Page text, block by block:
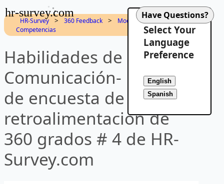
hr-survey.com
HR-Survey > 360 Feedback >
Modelo de
Competencias
Habilidades de
Comunicación- Muestra
de encuesta de
retroalimentación de
360 grados # 4 de HR-
Survey.com
Select Your
Language
Preference